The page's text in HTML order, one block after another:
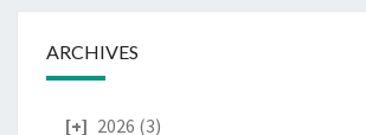
ARCHIVES
2026 (3)